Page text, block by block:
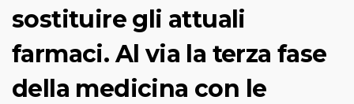
sostituire gli attuali
farmaci. Al via la terza fase
della medicina con le